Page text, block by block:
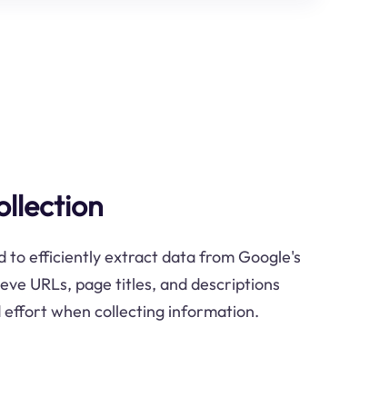
to efficiently extract data from Google's
URLs, page titles, and descriptions
effort when collecting information.